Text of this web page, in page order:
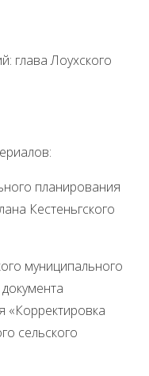
глава Лоухского
планирования
Кестеньгского
муниципального
«Корректировка
сельского